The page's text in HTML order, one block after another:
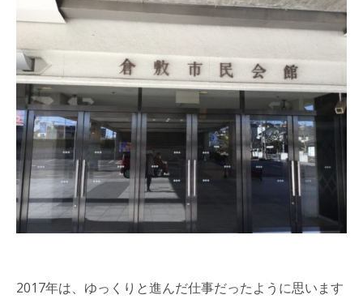
2017年は、ゆっくりと進んだ仕事だったように思います